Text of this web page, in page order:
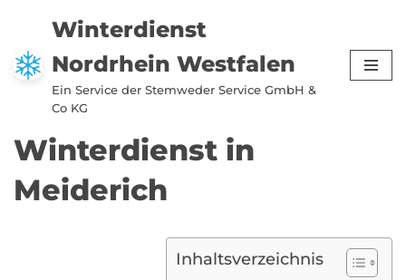
Zum
Inhalt
springen
Winterdienst
Nordrhein Westfalen
Ein Service der Stemweder Service GmbH &
Co KG
Winterdienst in
Meiderich
Inhaltsverzeichnis